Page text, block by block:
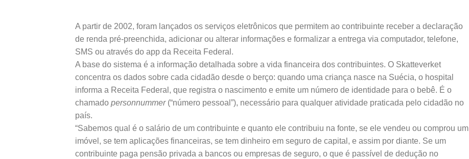
A partir de 2002, foram lançados os serviços eletrônicos que permitem ao contribuinte receber a declaração
de renda pré-preenchida, adicionar ou alterar informações e formalizar a entrega via computador, telefone,
SMS ou através do app da Receita Federal.
A base do sistema é a informação detalhada sobre a vida financeira dos contribuintes. O Skatteverket
concentra os dados sobre cada cidadão desde o berço: quando uma criança nasce na Suécia, o hospital
informa a Receita Federal, que registra o nascimento e emite um número de identidade para o bebê. É o
chamado personnummer(“número pessoal”), necessário para qualquer atividade praticada pelo cidadão no
país.
“Sabemos qual é o salário de um contribuinte e quanto ele contribuiu na fonte, se ele vendeu ou comprou um
imóvel, se tem aplicações financeiras, se tem dinheiro em seguro de capital, e assim por diante. Se um
contribuinte paga pensão privada a bancos ou empresas de seguro, o que é passível de dedução no